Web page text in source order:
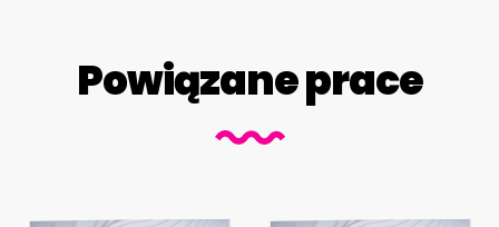
Powiązane prace